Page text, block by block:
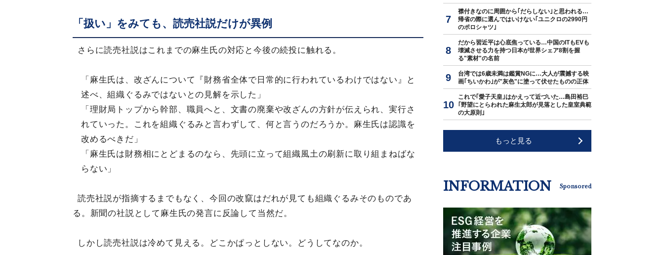
「扱い」をみても、読売社説だけが異例
さらに読売社説はこれまでの麻生氏の対応と今後の続投に触れる。
「麻生氏は、改ざんについて『財務省全体で日常的に行われているわけではない』と
述べ、組織ぐるみではないとの見解を示した」
「理財局トップから幹部、職員へと、文書の廃棄や改ざんの方針が伝えられ、実行さ
れていった。これを組織ぐるみと言わずして、何と言うのだろうか。麻生氏は認識を
改めるべきだ」
「麻生氏は財務相にとどまるのなら、先頭に立って組織風土の刷新に取り組まねばな
らない」
読売社説が指摘するまでもなく、今回の改竄はだれが見ても組織ぐるみそのものであ
る。新聞の社説として麻生氏の発言に反論して当然だ。
しかし読売社説は冷めて見える。どこかぱっとしない。どうしてなのか。
襟付きなのに周囲から｢だらしない｣と思われる…
帰省の際に選んではいけない｢ユニクロの2990円
のポロシャツ｣
だから習近平は心底焦っている…中国のITもEVも
壊滅させる力を持つ日本が世界シェア8割を握
る"素材"の名前
台湾では6歳未満は鑑賞NGに…大人が震撼する映
画｢ちいかわ｣が"灰色"に塗って伏せたものの正体
これで｢愛子天皇｣はかえって近づいた…島田裕巳
｢野望にとらわれた麻生太郎が見落とした皇室典範
の大原則｣
もっと見る
INFORMATION Sponsored